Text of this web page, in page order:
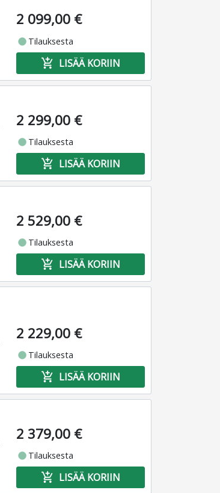
2 099,00 €
fiber_manual_record Tilauksesta
add_shopping_cart LISÄÄ KORIIN
2 299,00 €
fiber_manual_record Tilauksesta
add_shopping_cart LISÄÄ KORIIN
2 529,00 €
fiber_manual_record Tilauksesta
add_shopping_cart LISÄÄ KORIIN
2 229,00 €
fiber_manual_record Tilauksesta
add_shopping_cart LISÄÄ KORIIN
2 379,00 €
fiber_manual_record Tilauksesta
add_shopping_cart LISÄÄ KORIIN